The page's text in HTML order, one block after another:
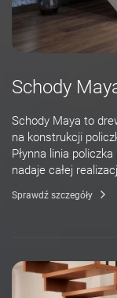
Schody
Schody Maya to
na konstrukcji
Płynna linia
nadaje całej
Sprawdź szczegóły